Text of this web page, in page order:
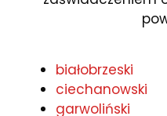
białobrzeski
ciechanowski
garwoliński